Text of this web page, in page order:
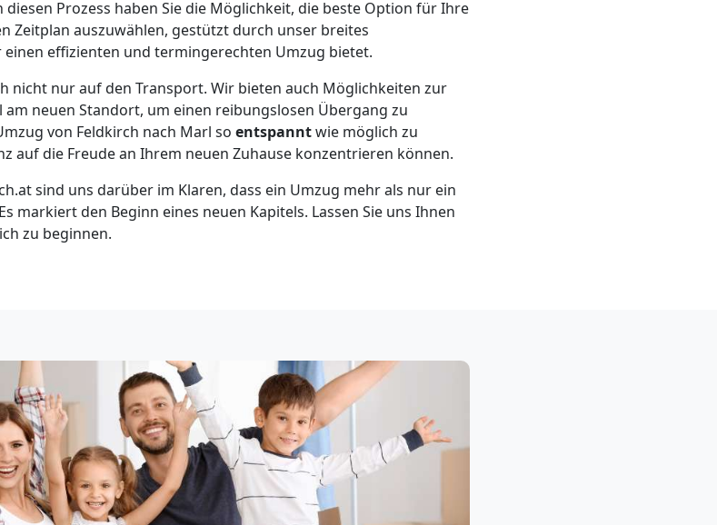
diesen Prozess haben Sie die Möglichkeit, die beste Option für Ihre
Zeitplan auszuwählen, gestützt durch unser breites
effizienten und termingerechten Umzug bietet.
nicht nur auf den Transport. Wir bieten auch Möglichkeiten zur
neuen Standort, um einen reibungslosen Übergang zu
von Feldkirch nach Marl so entspanntwie möglich zu
auf die Freude an Ihrem neuen Zuhause konzentrieren können.
sind uns darüber im Klaren, dass ein Umzug mehr als nur ein
markiert den Beginn eines neuen Kapitels. Lassen Sie uns Ihnen
zu beginnen.